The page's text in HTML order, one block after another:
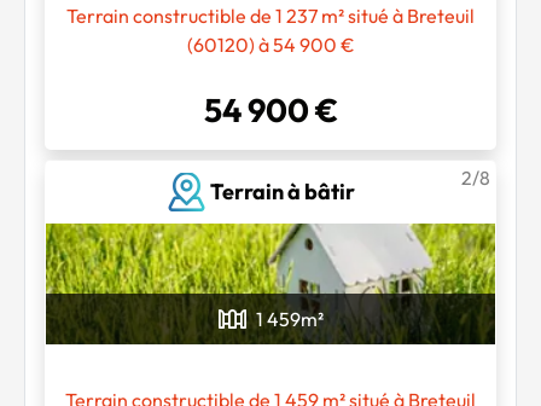
Terrain constructible de 1 237 m² situé à Breteuil
(60120) à 54 900 €
54 900 €
Terrain à bâtir
2/8
1 459m²
Terrain constructible de 1 459 m² situé à Breteuil